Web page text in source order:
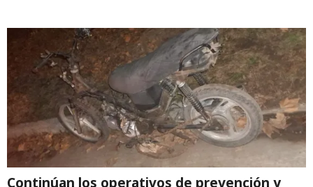
Continúan los operativos de prevención y